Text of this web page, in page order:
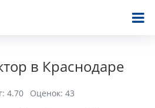
в Краснодаре
4.70 Оценок: 43